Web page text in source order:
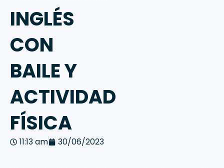
INGLÉS
CON
BAILE Y
ACTIVIDAD
FÍSICA
11:13 am 30/06/2023